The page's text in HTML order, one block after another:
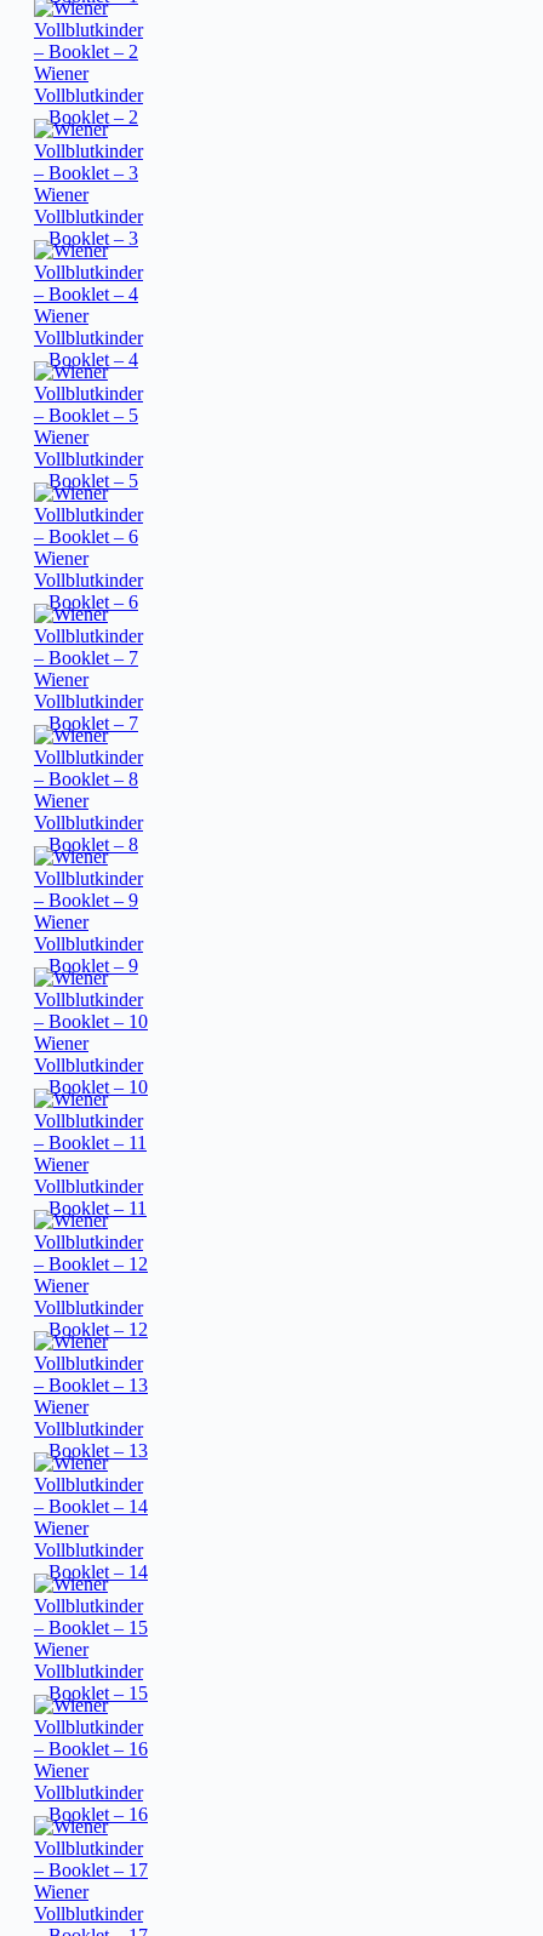
Wiener
Vollblutkinder
– Booklet – 2
Wiener
Vollblutkinder
– Booklet – 3
Wiener
Vollblutkinder
– Booklet – 4
Wiener
Vollblutkinder
– Booklet – 5
Wiener
Vollblutkinder
– Booklet – 6
Wiener
Vollblutkinder
– Booklet – 7
Wiener
Vollblutkinder
– Booklet – 8
Wiener
Vollblutkinder
– Booklet – 9
Wiener
Vollblutkinder
– Booklet – 10
Wiener
Vollblutkinder
– Booklet – 11
Wiener
Vollblutkinder
– Booklet – 12
Wiener
Vollblutkinder
– Booklet – 13
Wiener
Vollblutkinder
– Booklet – 14
Wiener
Vollblutkinder
– Booklet – 15
Wiener
Vollblutkinder
– Booklet – 16
Wiener
Vollblutkinder